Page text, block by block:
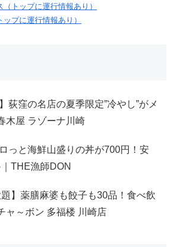
トップに運行情報あり）
プに運行情報あり）
荻窪の名店の夏季限定”冷やし”がメ
木屋 ラゾーナ川崎
っと海鮮山盛りの丼が700円！安
THE漁師DON
題】薬膳麻婆も餃子も30品！食べ飲
ャ～ボン 多福楼 川崎店